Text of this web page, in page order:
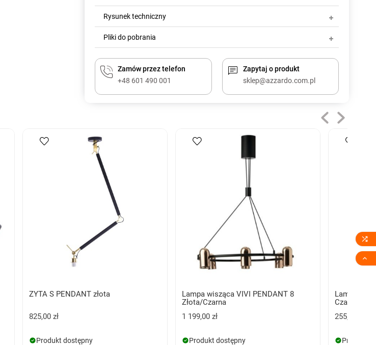
Rysunek techniczny
Pliki do pobrania
Zamów przez telefon
+48 601 490 001
Zapytaj o produkt
sklep@azzardo.com.pl
ZYTA S PENDANT złota
825,00 zł
Produkt dostępny
Lampa wisząca VIVI PENDANT 8
Złota/Czarna
1 199,00 zł
Produkt dostępny
Lampa
Czarna/
255,00 zł
Produkt

